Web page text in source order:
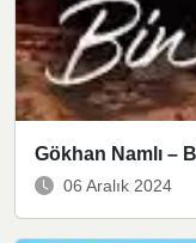
Gökhan Namlı –
06 Aralık 2024